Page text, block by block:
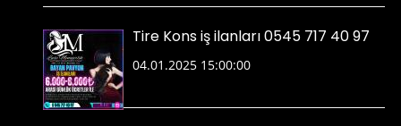
Tire Kons iş ilanları 0545 717 40 97
04.01.2025 15:00:00